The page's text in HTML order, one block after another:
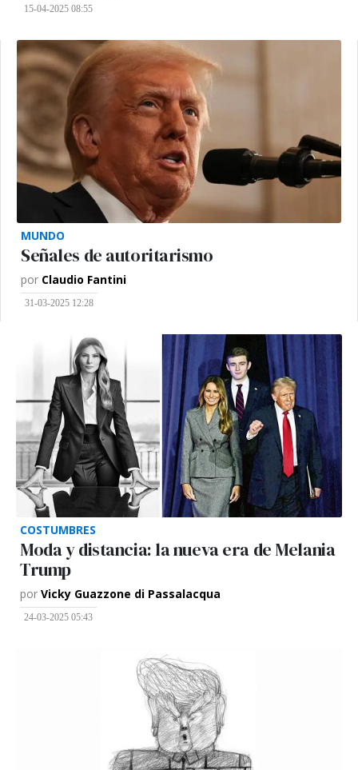
15-04-2025 08:55
MUNDO
Señales de autoritarismo
por Claudio Fantini
31-03-2025 12:28
COSTUMBRES
Moda y distancia: la nueva era de Melania
Trump
por Vicky Guazzone di Passalacqua
24-03-2025 05:43